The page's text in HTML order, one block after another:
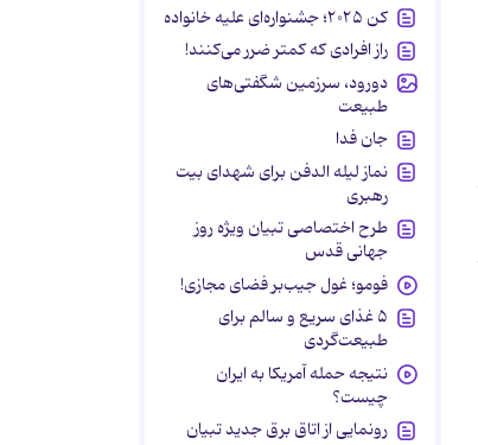
کن ۲۰۲۵؛ جشنواره‌ای علیه خانواده
راز افرادی که کمتر ضرر می‌کنند!
دورود، سرزمین شگفتی‌های
طبیعت
جان فدا
نماز لیله الدفن برای شهدای بیت
رهبری
طرح اختصاصی تبیان ویژه روز
جهانی قدس
فومو؛ غول جیب‌بر فضای مجازی!
۵ غذای سریع و سالم برای
طبیعت‌گردی
نتیجه حمله آمریکا به ایران
چیست؟
رونمایی از اتاق برق جدید تبیان